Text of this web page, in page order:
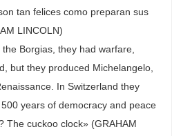
tan felices como preparan sus
LINCOLN)
Borgias, they had warfare,
but they produced Michelangelo,
In Switzerland they
years of democracy and peace
The cuckoo clock» (GRAHAM